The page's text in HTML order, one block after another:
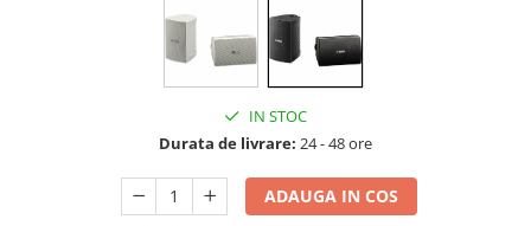
IN STOC
Durata de livrare: 24 - 48 ore
ADAUGA IN COS